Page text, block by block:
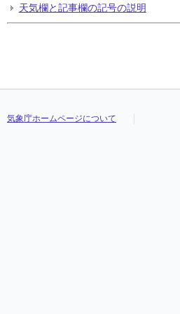
天気欄と記事欄の記号の説明
気象庁ホームページについて